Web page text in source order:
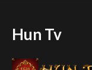
Hun Tv